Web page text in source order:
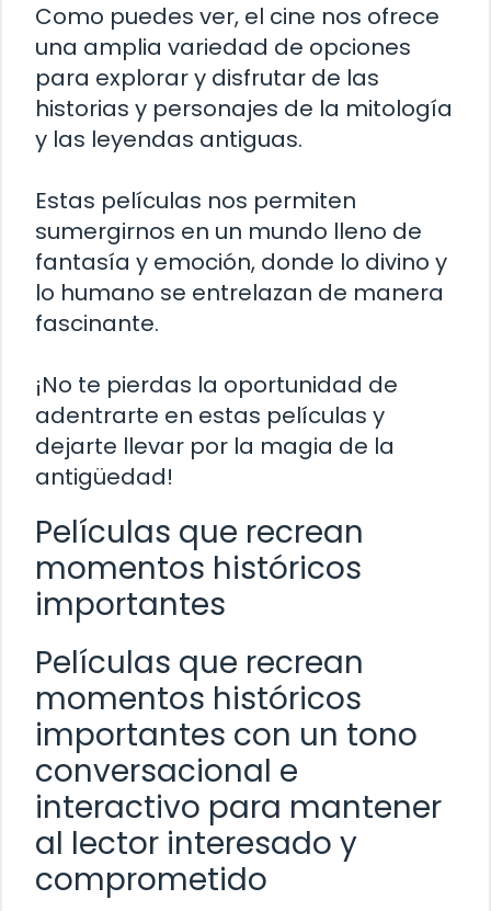
Como puedes ver, el cine nos ofrece
una amplia variedad de opciones
para explorar y disfrutar de las
historias y personajes de la mitología
y las leyendas antiguas.
Estas películas nos permiten
sumergirnos en un mundo lleno de
fantasía y emoción, donde lo divino y
lo humano se entrelazan de manera
fascinante.
¡No te pierdas la oportunidad de
adentrarte en estas películas y
dejarte llevar por la magia de la
antigüedad!
Películas que recrean
momentos históricos
importantes
Películas que recrean
momentos históricos
importantes con un tono
conversacional e
interactivo para mantener
al lector interesado y
comprometido